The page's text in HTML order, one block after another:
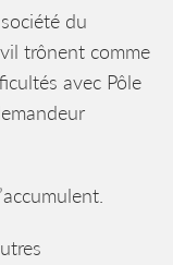
du
trônent comme
avec Pôle